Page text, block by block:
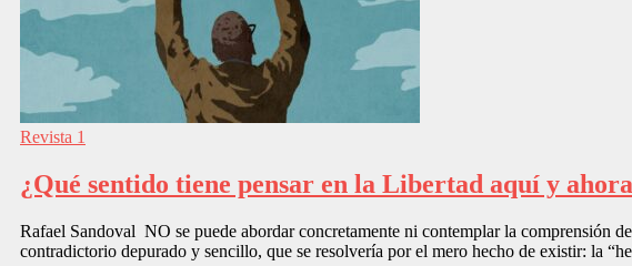
Revista 1
¿Qué sentido tiene pensar en la Libertad aquí y
Rafael Sandoval NO se puede abordar concretamente ni contemplar la comprensión
contradictorio depurado y sencillo, que se resolvería por el mero hecho de existir: la